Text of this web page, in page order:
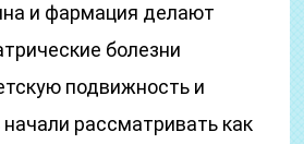
и фармация делают
болезни
подвижность и
рассматривать как